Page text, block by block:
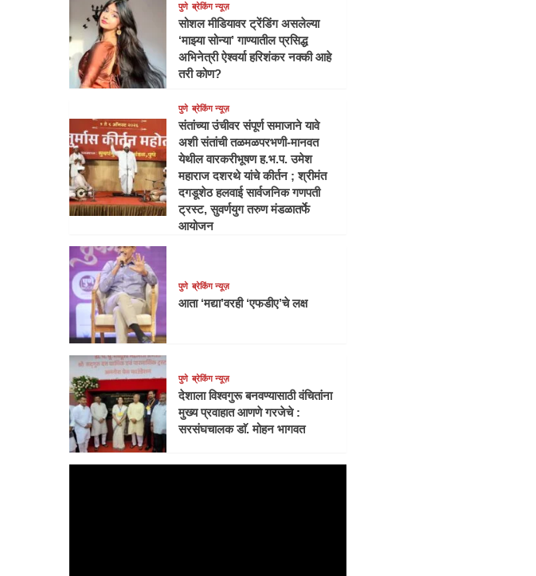
पुणे ब्रेकिंग न्यूज़
सोशल मीडियावर ट्रेंडिंग असलेल्या
‘माझ्या सोन्या’ गाण्यातील प्रसिद्ध
अभिनेत्री ऐश्वर्या हरिशंकर नक्की आहे
तरी कोण?
पुणे ब्रेकिंग न्यूज़
संतांच्या उंचीवर संपूर्ण समाजाने यावे
अशी संतांची तळमळपरभणी-मानवत
येथील वारकरीभूषण ह.भ.प. उमेश
महाराज दशरथे यांचे कीर्तन ; श्रीमंत
दगडूशेठ हलवाई सार्वजनिक गणपती
ट्रस्ट, सुवर्णयुग तरुण मंडळातर्फे
आयोजन
पुणे ब्रेकिंग न्यूज़
आता ‘मद्या’वरही ‘एफडीए’चे लक्ष
पुणे ब्रेकिंग न्यूज़
देशाला विश्वगुरू बनवण्यासाठी वंचितांना
मुख्य प्रवाहात आणणे गरजेचे :
सरसंघचालक डाॅ. मोहन भागवत